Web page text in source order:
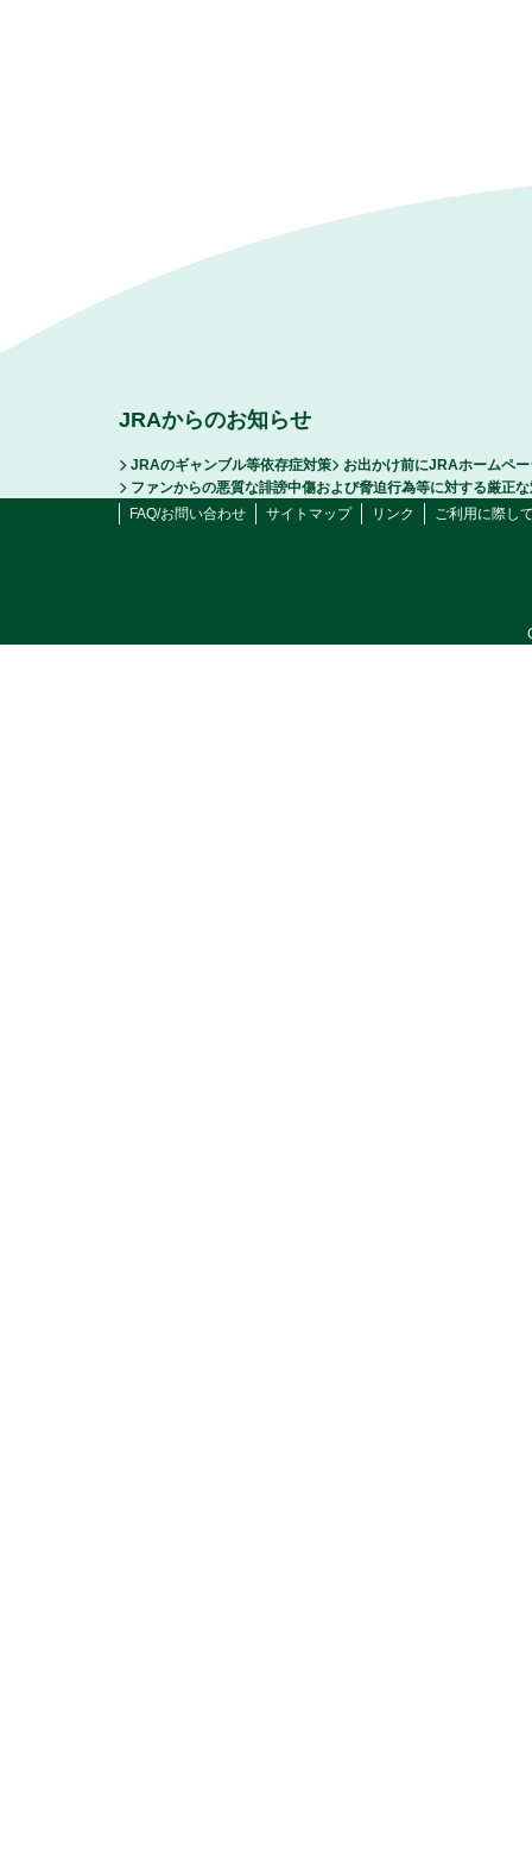
JRAからのお知らせ
JRAのギャンブル等依存症対策
お出かけ前にJRAホームペ
ファンからの悪質な誹謗中傷および脅迫行為等に対する厳正
FAQ/お問い合わせ
サイトマップ リンク ご利用に際し